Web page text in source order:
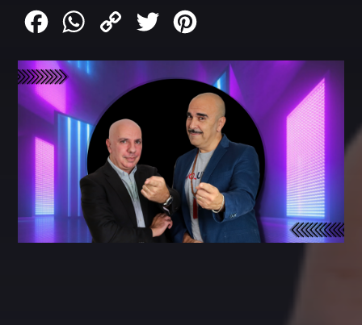
FacebookWhatsApp
Copy
Twitter